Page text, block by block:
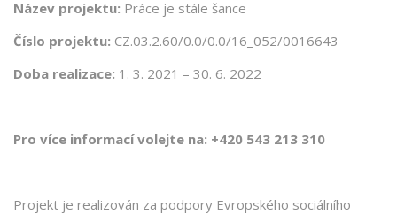
Název projektu: Práce je stále šance
Číslo projektu: CZ.03.2.60/0.0/0.0/16_052/0016643
Doba realizace: 1. 3. 2021 – 30. 6. 2022
Pro více informací volejte na: +420 543 213 310
Projekt je realizován za podpory Evropského sociálního